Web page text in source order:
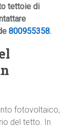
tettoie di
800955358.
fotovoltaico,
del tetto. In